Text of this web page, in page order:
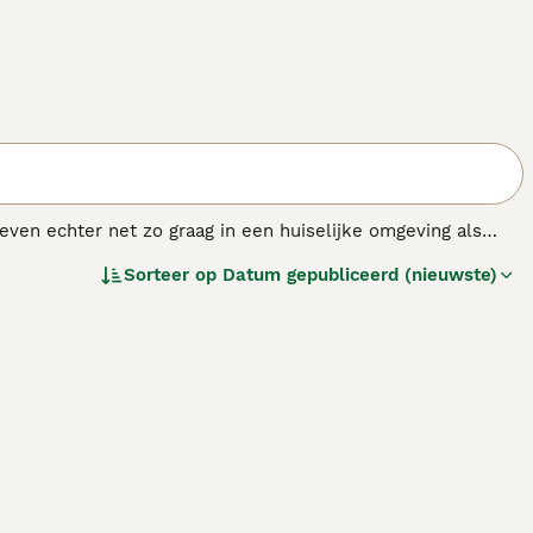
echter net zo graag in een huiselijke omgeving als
omdat ze gefokt zijn om de hele dag
Sorteer op Datum gepubliceerd (nieuwste)